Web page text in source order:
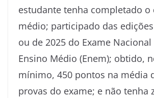
estudante tenha completado o
médio; participado das
ou de 2025 do Exame Nacional
Ensino Médio (Enem); obtido,
mínimo, 450 pontos na média
provas do exame; e não tenha